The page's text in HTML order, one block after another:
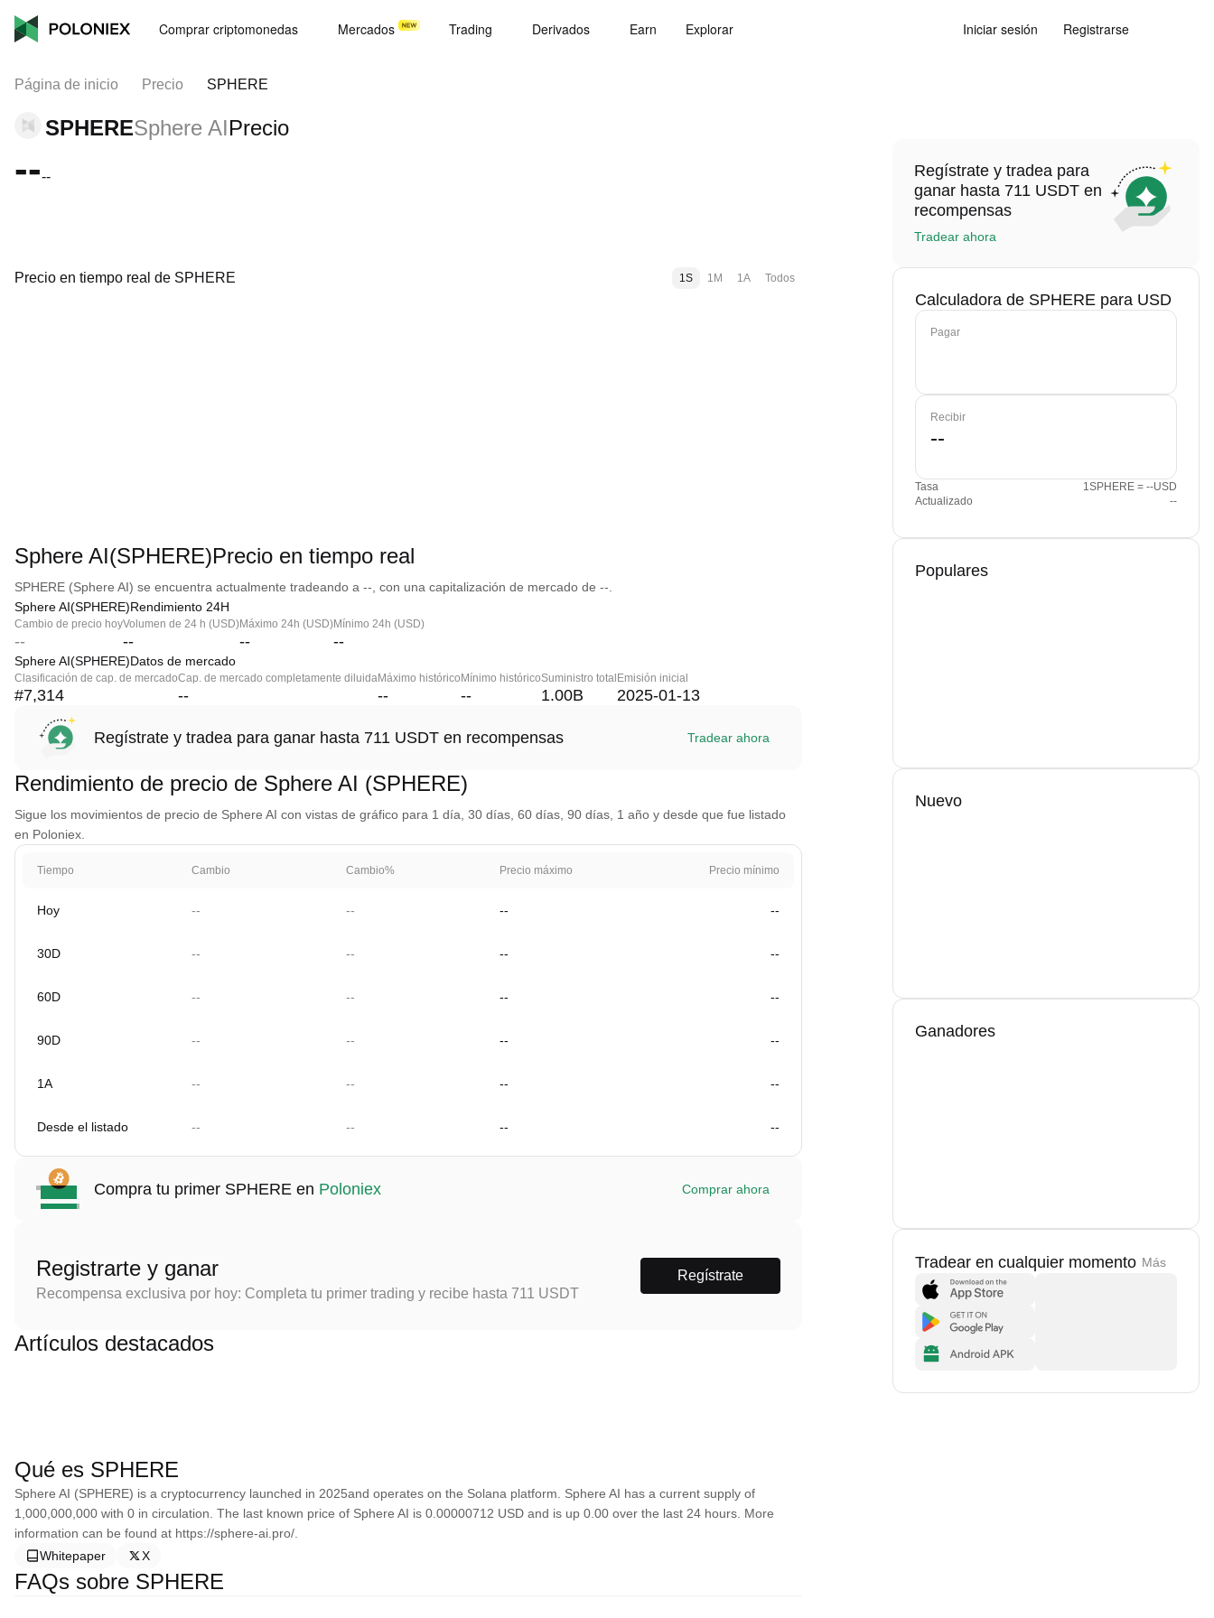
Comprar criptomonedas Mercados Trading Derivados Earn Explorar Iniciar sesión Registrarse
Página de inicio Precio SPHERE
SPHERESphere AIPrecio
----
Precio en tiempo real de SPHERE 1S 1M 1A Todos
Sphere AI(SPHERE)Precio en tiempo real
SPHERE (Sphere AI) se encuentra actualmente tradeando a --, con una capitalización de mercado de --.
Sphere AI(SPHERE)Rendimiento 24H
Cambio de precio hoy
--
Volumen de 24 h (USD)
--
Máximo 24h (USD)
--
Mínimo 24h (USD)
--
Sphere AI(SPHERE)Datos de mercado
Clasificación de cap. de mercado
#7,314
Cap. de mercado completamente diluida
--
Máximo histórico
--
Mínimo histórico
--
Suministro total
1.00B
Emisión inicial
2025-01-13
Regístrate y tradea para ganar hasta 711 USDT en recompensas Tradear ahora
Rendimiento de precio de Sphere AI (SPHERE)
Sigue los movimientos de precio de Sphere AI con vistas de gráfico para 1 día, 30 días, 60 días, 90 días, 1 año y desde que fue listado
en Poloniex.
Tiempo Cambio Cambio% Precio máximo Precio mínimo
Hoy -- -- -- --
30D -- -- -- --
60D -- -- -- --
90D -- -- -- --
1A -- -- -- --
Desde el listado -- -- -- --
Compra tu primer SPHERE en Poloniex Comprar ahora
Registrarte y ganar
Recompensa exclusiva por hoy: Completa tu primer trading y recibe hasta 711 USDT
Regístrate
Artículos destacados
Qué es SPHERE
Sphere AI (SPHERE) is a cryptocurrency launched in 2025and operates on the Solana platform. Sphere AI has a current supply of
1,000,000,000 with 0 in circulation. The last known price of Sphere AI is 0.00000712 USD and is up 0.00 over the last 24 hours. More
information can be found at https://sphere-ai.pro/.
Whitepaper
X
FAQs sobre SPHERE
Regístrate y tradea para
ganar hasta 711 USDT en
recompensas
Tradear ahora
Calculadora de SPHERE para USD
Pagar
Recibir
Tasa
1SPHERE = --USD
Actualizado
--
Populares
Nuevo
Ganadores
Tradear en cualquier momento Más